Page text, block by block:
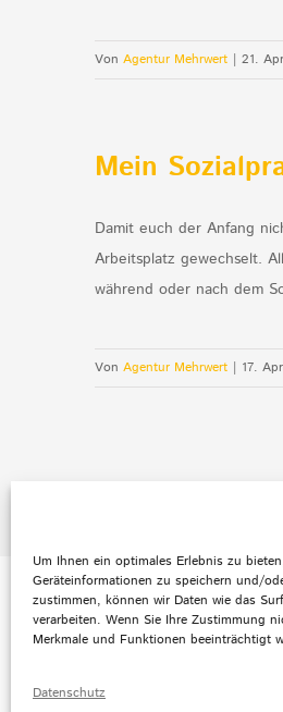
Um Ihnen ein optimales Erlebnis zu
Geräteinformationen zu speichern und/
zustimmen, können wir Daten wie das
verarbeiten. Wenn Sie Ihre Zustimmung
Merkmale und Funktionen beeinträchtigt
Datenschutz
Von Agentur Mehrwert | 21.
Mein
Damit euch der Anfang
Arbeitsplatz gewechselt.
während oder nach dem
Von Agentur Mehrwert | 17.
Default Footer Text